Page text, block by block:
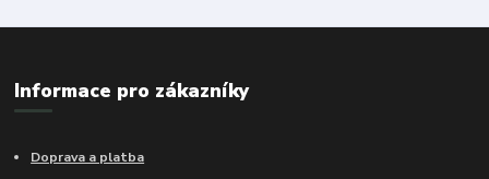
Informace pro zákazníky
Doprava a platba